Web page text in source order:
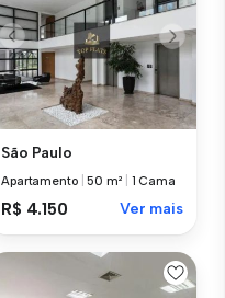
São Paulo
Apartamento |50 m² 1 Cama
R$ 4.150 Ver mais